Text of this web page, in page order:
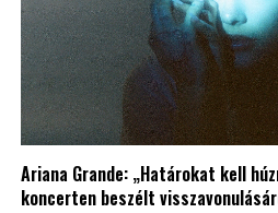
Ariana Grande: „Határokat kell
koncerten beszélt